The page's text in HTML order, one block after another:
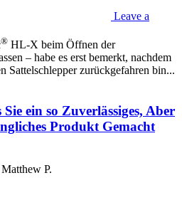
Leave a
® HL-X beim Öffnen der
– habe es erst bemerkt, nachdem
Sattelschlepper zurückgefahren bin...
ein so Zuverlässiges, Aber
Produkt Gemacht
P.